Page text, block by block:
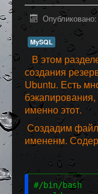
Программное
Разное
MySQL
В этом
создания
Ubuntu. Есть
именно этот.
Создадим
имененм.
#/bin/bash